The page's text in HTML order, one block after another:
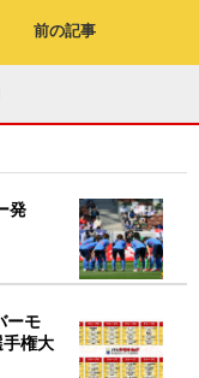
前の記事
発
ーモ
権大